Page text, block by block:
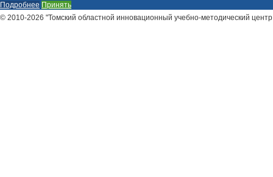
Подробнее Принять
© 2010-2026 "Томский областной инновационный учебно-методический центр